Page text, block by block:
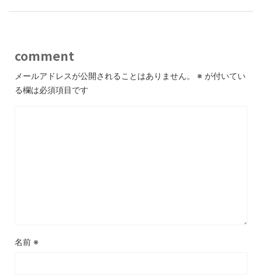
comment
メールアドレスが公開されることはありません。 ※ が付いてい
る欄は必須項目です
名前 ※